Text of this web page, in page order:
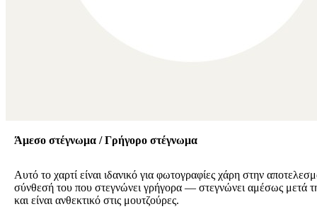
Άμεσο στέγνωμα / Γρήγορο στέγνωμα
Αυτό το χαρτί είναι ιδανικό για φωτογραφίες χάρη στην
σύνθεσή του που στεγνώνει γρήγορα — στεγνώνει αμέσως μετά
και είναι ανθεκτικό στις μουτζούρες.